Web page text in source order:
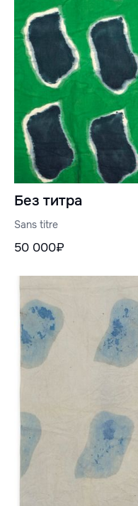
Без титра
Sans titre
50 000₽